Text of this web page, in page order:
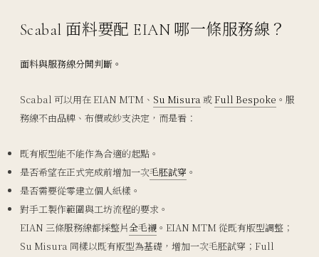
Scabal 面料要配 EIAN 哪一條服務線？
面料與服務線分開判斷。
Scabal 可以用在 EIAN MTM、 Su Misura 或Full Bespoke 。服
務線不由品牌、布價或紗支決定，而是看：
既有版型能不能作為合適的起點。
是否希望在正式完成前增加一次毛胚試穿 。
是否需要從零建立個人紙樣。
對手工製作範圍與工坊流程的要求。
EIAN 三條服務線都採整片全毛襯 。EIAN MTM 從既有版型調整；
Su Misura 同樣以既有版型為基礎，增加一次毛胚試穿；Full